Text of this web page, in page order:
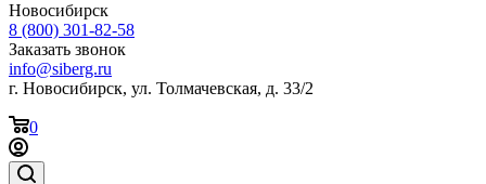
Новосибирск
8 (800) 301-82-58
Заказать звонок
info@siberg.ru
г. Новосибирск, ул. Толмачевская, д. 33/2
0